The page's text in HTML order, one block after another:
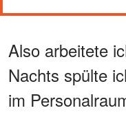
Also arbeitete
Nachts spülte
im